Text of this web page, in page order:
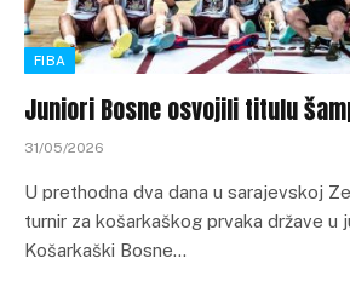
FIBA
Juniori Bosne osvojili titulu
31/05/2026
U prethodna dva dana u sarajevskoj
turnir za košarkaškog prvaka države u
Košarkaški Bosne…